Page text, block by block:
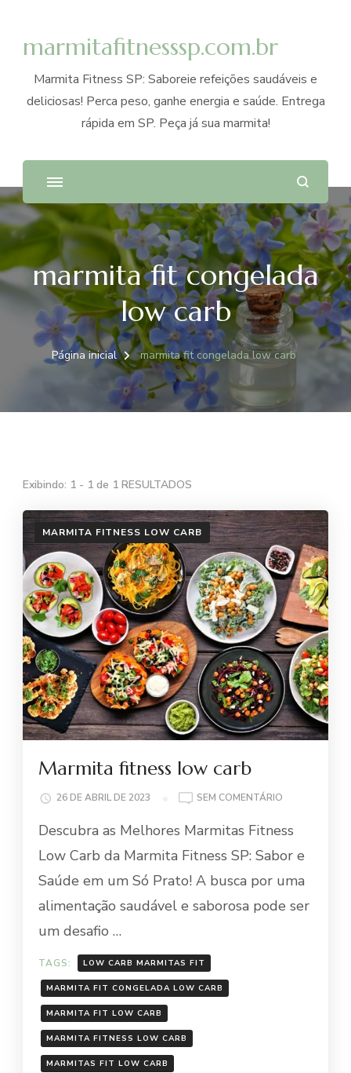
marmitafitnesssp.com.br
Marmita Fitness SP: Saboreie refeições saudáveis e
deliciosas! Perca peso, ganhe energia e saúde. Entrega
rápida em SP. Peça já sua marmita!
marmita fit congelada
low carb
Página inicial marmita fit congelada low carb
Exibindo: 1 - 1 de 1 RESULTADOS
MARMITA FITNESS LOW CARB
Marmita fitness low carb
26 DE ABRIL DE 2023 SEM COMENTÁRIO
FITNESS
CARB
Descubra as Melhores Marmitas Fitness
Low Carb da Marmita Fitness SP: Sabor e
Saúde em um Só Prato! A busca por uma
alimentação saudável e saborosa pode ser
um desafio …
TAGS: LOW CARB MARMITAS FIT
MARMITA FIT CONGELADA LOW CARB
MARMITA FIT LOW CARB
MARMITA FITNESS LOW CARB
MARMITAS FIT LOW CARB